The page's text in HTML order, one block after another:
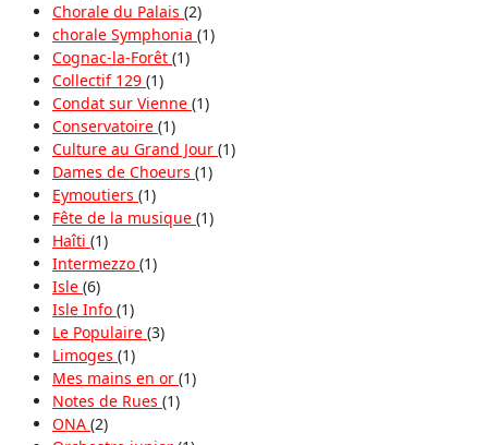
Chorale du Palais (2)
chorale Symphonia (1)
Cognac-la-Forêt (1)
Collectif 129 (1)
Condat sur Vienne (1)
Conservatoire (1)
Culture au Grand Jour (1)
Dames de Choeurs (1)
Eymoutiers (1)
Fête de la musique (1)
Haîti (1)
Intermezzo (1)
Isle (6)
Isle Info (1)
Le Populaire (3)
Limoges (1)
Mes mains en or (1)
Notes de Rues (1)
ONA (2)